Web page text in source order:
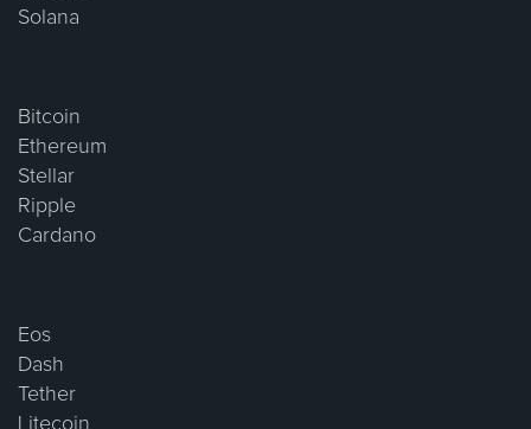
Solana
Bitcoin
Ethereum
Stellar
Ripple
Cardano
Eos
Dash
Tether
Litecoin